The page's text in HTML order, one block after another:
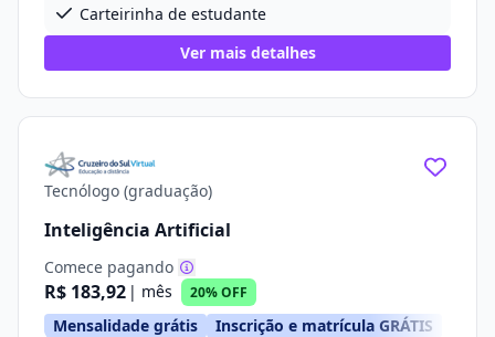
Carteirinha de estudante
Ver mais detalhes
Tecnólogo (graduação)
Inteligência Artificial
Comece pagando
R$ 183,92 | mês 20% OFF
Mensalidade grátis Inscrição e matrícula GRÁTIS